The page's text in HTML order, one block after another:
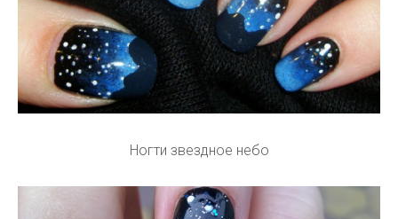
Ногти звездное небо